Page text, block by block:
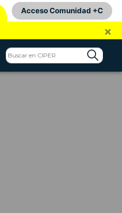
Acceso Comunidad +C
×